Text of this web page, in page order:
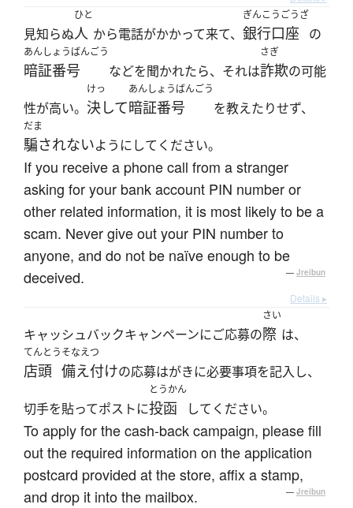
見知らぬ
ひと
人 から電話がかかって来て、
ぎんこうごうざ
銀行口座 の
あんしょうばんごう
暗証番号 などを聞かれたら、それは
さぎ
詐欺の可能
性が高い。
けっ
決して
あんしょうばんごう
暗証番号 を教えたりせず、
だま
騙されないようにしてください。
If you receive a phone call from a stranger
asking for your bank account PIN number or
other related information, it is most likely to be a
scam. Never give out your PIN number to
anyone, and do not be naïve enough to be
deceived.
— Jreibun
Details ▸
キャッシュバックキャンペーンにご応募の
さい
際 は、
てんとう
店頭
そなえつ
備え付けの応募はがきに必要事項を記入し、
切手を貼ってポストに
とうかん
投函 してください。
To apply for the cash-back campaign, please fill
out the required information on the application
postcard provided at the store, affix a stamp,
and drop it into the mailbox.
— Jreibun